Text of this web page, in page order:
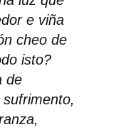
e viña
cheo de
isto?
de